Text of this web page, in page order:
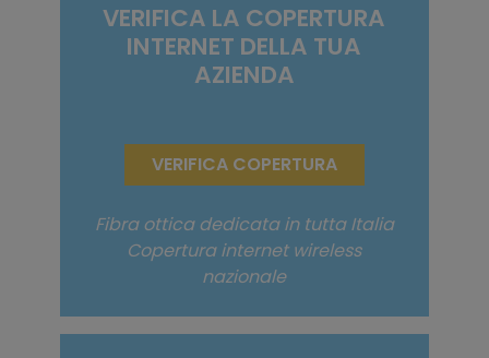
VERIFICA LA COPERTURA
INTERNET DELLA TUA
AZIENDA
VERIFICA COPERTURA
Fibra ottica dedicata in tutta Italia
Copertura internet wireless
nazionale